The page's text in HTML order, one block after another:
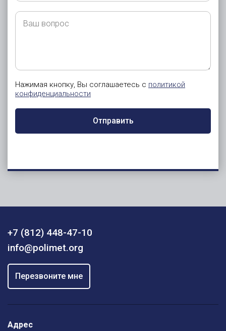
Ваш
вопрос
Нажимая кнопку, Вы соглашаетесь с политикой
конфиденциальности
Отправить
Адрес
+7 (812) 448-47-10
info@polimet.org
Перезвоните мне